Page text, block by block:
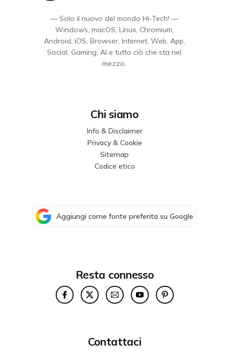
— Solo il nuovo del mondo Hi-Tech! —
Windows, macOS, Linux, Chromium,
Android, iOS, Browser, Internet, Web, App,
Social, Gaming, AI e tutto ciò che sta nel
mezzo.
Chi siamo
Info & Disclaimer
Privacy & Cookie
Sitemap
Codice etico
Aggiungi come fonte preferita su Google
Resta connesso
Contattaci